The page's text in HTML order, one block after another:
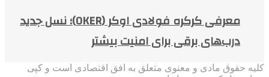
معرفی کرکره فولادی اوکر (OKER)؛ نسل جدید
درب‌های برقی برای امنیت بیشتر
کلیه حقوق مادی و معنوی متعلق به افق اقتصادی است و کپی